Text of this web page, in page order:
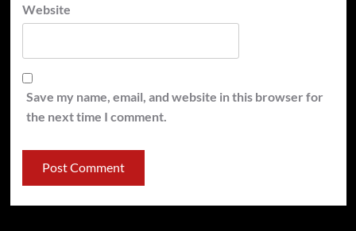
Website
Save my name, email, and website in this browser for
the next time I comment.